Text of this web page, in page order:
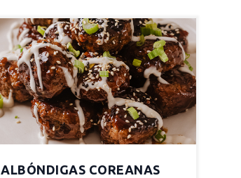
ALBÓNDIGAS COREANAS